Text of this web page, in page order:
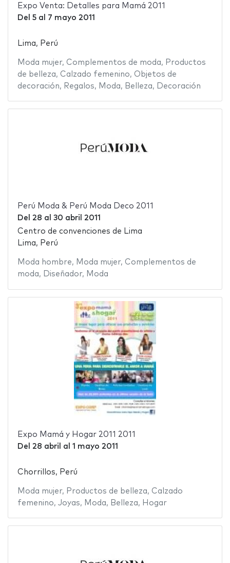
Expo Venta: Detalles para Mamá 2011
Del 5al 7 mayo 2011
Lima, Perú
Moda mujer, Complementos de moda, Productos
de belleza, Calzado femenino, Objetos de
decoración, Regalos, Moda, Belleza, Decoración
Perú Moda & Perú Moda Deco 2011
Del 28 al 30 abril 2011
Centro de convenciones de Lima
Lima, Perú
Moda hombre, Moda mujer, Complementos de
moda, Diseñador, Moda
Expo Mamá y Hogar 2011 2011
Del 28 abril al 1 mayo 2011
Chorrillos, Perú
Moda mujer, Productos de belleza, Calzado
femenino, Joyas, Moda, Belleza, Hogar